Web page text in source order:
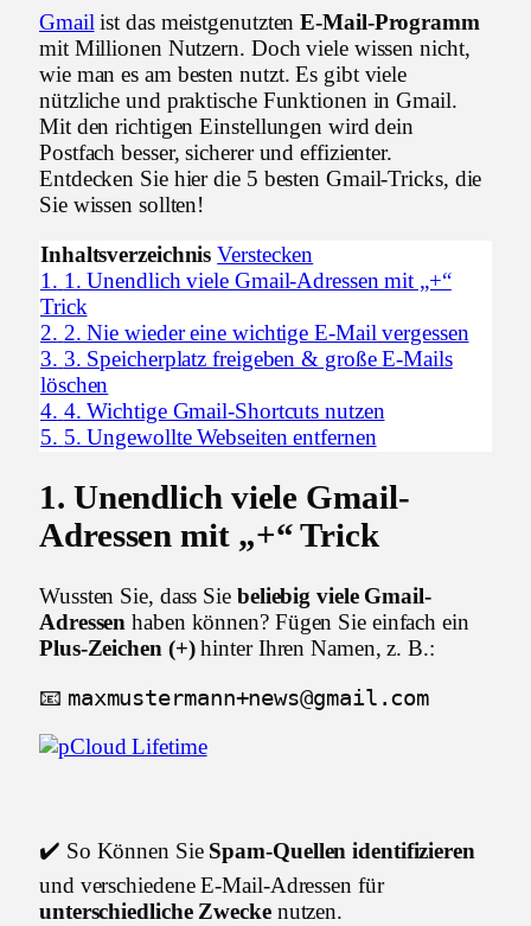
Gmail ist das meistgenutztenE-Mail-Programm
mit Millionen Nutzern. Doch viele wissen nicht,
wie man es am besten nutzt. Es gibt viele
nützliche und praktische Funktionen in Gmail.
Mit den richtigen Einstellungen wird dein
Postfach besser, sicherer und effizienter.
Entdecken Sie hier die 5 besten Gmail-Tricks, die
Sie wissen sollten!
Inhaltsverzeichnis Verstecken
1. 1. Unendlich viele Gmail-Adressen mit „+“
Trick
2. 2. Nie wieder eine wichtige E-Mail vergessen
3. 3. Speicherplatz freigeben & große E-Mails
löschen
4. 4. Wichtige Gmail-Shortcuts nutzen
5. 5. Ungewollte Webseiten entfernen
1. Unendlich viele Gmail-
Adressen mit „+“ Trick
Wussten Sie, dass Sie beliebig viele Gmail-
Adressen haben können? Fügen Sie einfach ein
Plus-Zeichen (+)hinter Ihren Namen, z. B.:
📧 maxmustermann+news@gmail.com
✔️ So Können Sie Spam-Quellen identifizieren
und verschiedene E-Mail-Adressen für
unterschiedliche Zweckenutzen.